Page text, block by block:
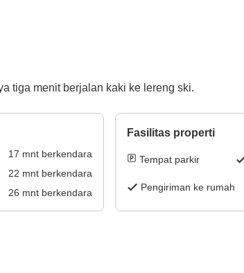
tiga menit berjalan kaki ke lereng ski.
17 mnt berkendara
22 mnt berkendara
26 mnt berkendara
Fasilitas properti
Tempat parkir
Pengiriman ke rumah